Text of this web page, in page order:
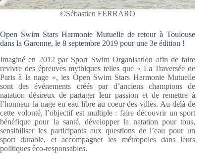
©Sébastien FERRARO
Open Swim Stars Harmonie Mutuelle de retour à Toulouse
dans la Garonne, le 8 septembre 2019 pour une 3e édition !
Imaginé en 2012 par Sport Swim Organisation afin de faire
revivre des épreuves mythiques telles que « La Traversée de
Paris à la nage », les Open Swim Stars Harmonie Mutuelle
sont des événements créés par d’anciens champions de
natation désireux de partager leur passion et de remettre à
l’honneur la nage en eau libre au coeur des villes. Au-delà de
cette volonté, l’objectif est multiple : faire découvrir un sport
bénéfique pour la santé, développer la natation pour tous,
sensibiliser les participants aux questions de l’eau pour un
sport durable, et accompagner les métropoles dans leurs
politiques éco-responsables.